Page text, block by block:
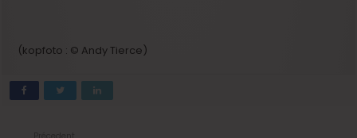
(kopfoto : © Andy Tierce)